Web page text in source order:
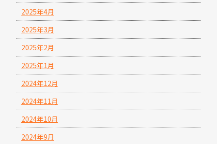
2025年4月
2025年3月
2025年2月
2025年1月
2024年12月
2024年11月
2024年10月
2024年9月